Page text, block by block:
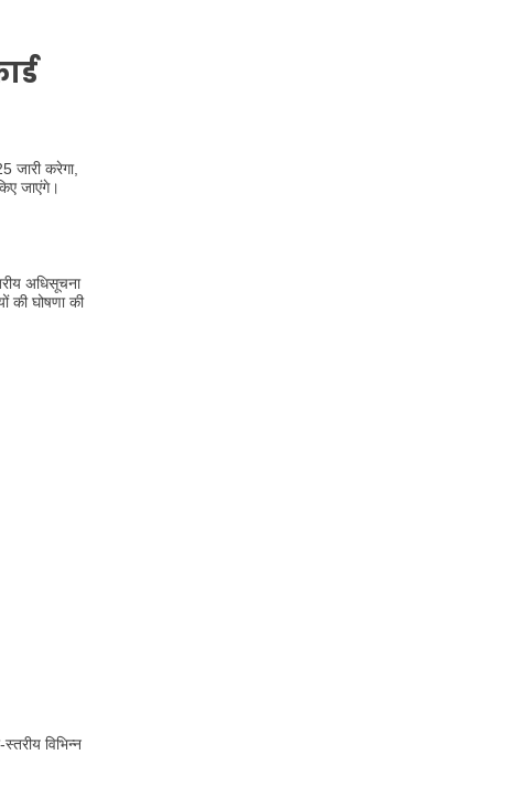
जारी करेगा,
जाएंगे।
अधिसूचना
की घोषणा की
विभिन्न